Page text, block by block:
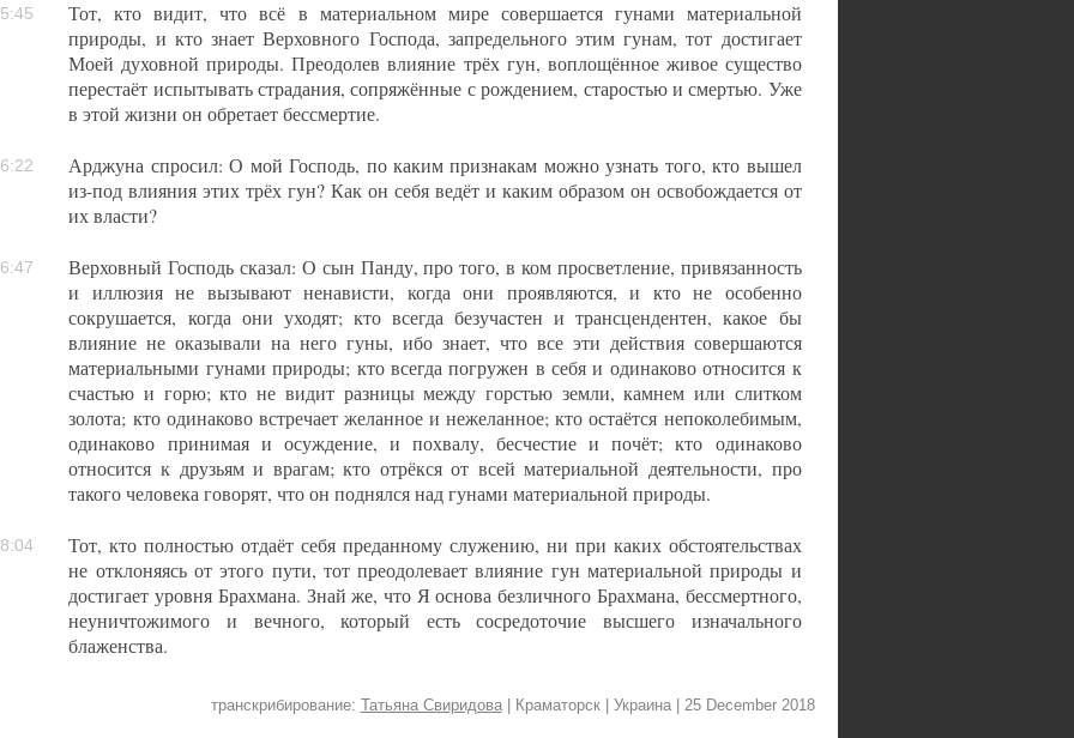
Тот, кто видит, что всё в материальном мире совершается гунами материальной
природы, и кто знает Верховного Господа, запредельного этим гунам, тот достигает
Моей духовной природы. Преодолев влияние трёх гун, воплощённое живое существо
перестаёт испытывать страдания, сопряжённые с рождением, старостью и смертью. Уже
в этой жизни он обретает бессмертие.
Арджуна спросил: О мой Господь, по каким признакам можно узнать того, кто вышел
из-под влияния этих трёх гун? Как он себя ведёт и каким образом он освобождается от
их власти?
Верховный Господь сказал: О сын Панду, про того, в ком просветление, привязанность
и иллюзия не вызывают ненависти, когда они проявляются, и кто не особенно
сокрушается, когда они уходят; кто всегда безучастен и трансцендентен, какое бы
влияние не оказывали на него гуны, ибо знает, что все эти действия совершаются
материальными гунами природы; кто всегда погружен в себя и одинаково относится к
счастью и горю; кто не видит разницы между горстью земли, камнем или слитком
золота; кто одинаково встречает желанное и нежеланное; кто остаётся непоколебимым,
одинаково принимая и осуждение, и похвалу, бесчестие и почёт; кто одинаково
относится к друзьям и врагам; кто отрёкся от всей материальной деятельности, про
такого человека говорят, что он поднялся над гунами материальной природы.
Тот, кто полностью отдаёт себя преданному служению, ни при каких обстоятельствах
не отклоняясь от этого пути, тот преодолевает влияние гун материальной природы и
достигает уровня Брахмана. Знай же, что Я основа безличного Брахмана, бессмертного,
неуничтожимого и вечного, который есть сосредоточие высшего изначального
блаженства.
транскрибирование: Татьяна Свиридова | Краматорск | Украина | 25 December 2018